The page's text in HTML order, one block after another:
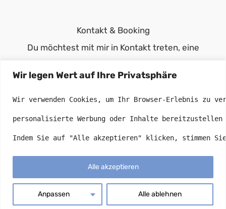
Wir legen Wert auf Ihre Privatsphäre
Wir verwenden Cookies, um Ihr Browser-Erlebnis zu
personalisierte Werbung oder Inhalte bereitzustellen
Indem Sie auf "Alle akzeptieren" klicken, stimmen Sie
Anpassen Alle ablehnen
Alle akzeptieren
Kontakt & Booking
Du möchtest mit mir in Kontakt treten, eine
buchen? Ich freue mich über deine Nachricht!
info(at)laura-del-conte.de
© 2025 - 2026 •XPROMEDIAAll Rights Reserved. |
Datenschutzerklärung
Impressum